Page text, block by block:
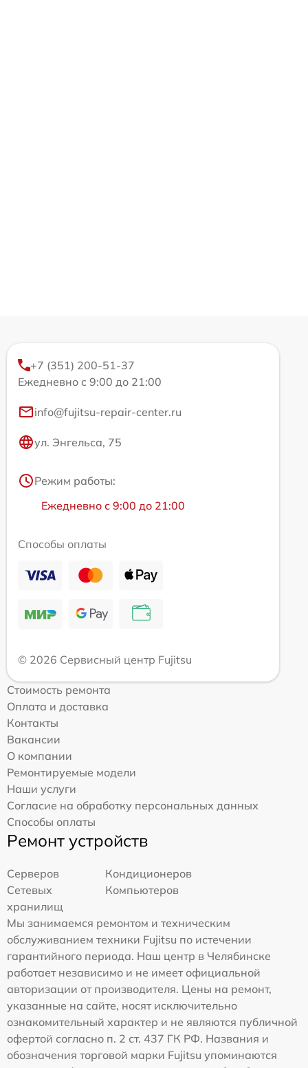
+7 (351) 200-51-37
Ежедневно с 9:00 до 21:00
info@fujitsu-repair-center.ru
ул. Энгельса, 75
Режим работы:
Ежедневно с 9:00 до 21:00
Способы оплаты
© 2026 Сервисный центр Fujitsu
Стоимость ремонта
Оплата и доставка
Контакты
Вакансии
О компании
Ремонтируемые модели
Наши услуги
Согласие на обработку персональных данных
Способы оплаты
Ремонт устройств
Серверов
Кондиционеров
Сетевых
хранилищ
Компьютеров
Мы занимаемся ремонтом и техническим
обслуживанием техники Fujitsu по истечении
гарантийного периода. Наш центр в Челябинске
работает независимо и не имеет официальной
авторизации от производителя. Цены на ремонт,
указанные на сайте, носят исключительно
ознакомительный характер и не являются публичной
офертой согласно п. 2 ст. 437 ГК РФ. Названия и
обозначения торговой марки Fujitsu упоминаются